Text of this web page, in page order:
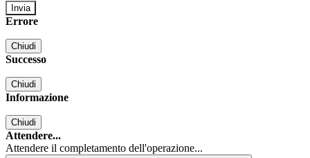
Errore
Chiudi
Successo
Chiudi
Informazione
Chiudi
Attendere...
Attendere il completamento dell'operazione...